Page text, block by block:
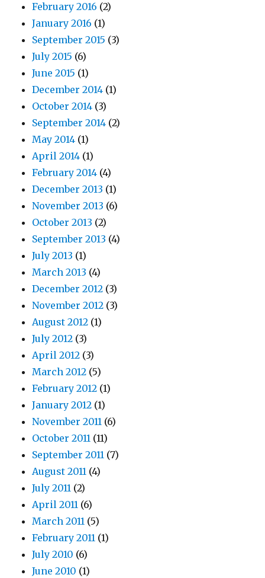
February 2016 (2)
January 2016 (1)
September 2015 (3)
July 2015 (6)
June 2015 (1)
December 2014 (1)
October 2014 (3)
September 2014 (2)
May 2014 (1)
April 2014 (1)
February 2014 (4)
December 2013 (1)
November 2013 (6)
October 2013 (2)
September 2013 (4)
July 2013 (1)
March 2013 (4)
December 2012 (3)
November 2012 (3)
August 2012 (1)
July 2012 (3)
April 2012 (3)
March 2012 (5)
February 2012 (1)
January 2012 (1)
November 2011 (6)
October 2011 (11)
September 2011 (7)
August 2011 (4)
July 2011 (2)
April 2011 (6)
March 2011 (5)
February 2011 (1)
July 2010 (6)
June 2010 (1)